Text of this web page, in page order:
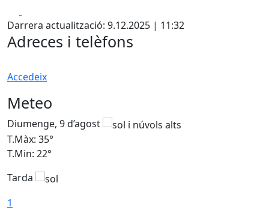
Darrera actualització: 9.12.2025 | 11:32
Adreces i telèfons
Accedeix
Meteo
Diumenge, 9 d’agost
T.Màx: 35°
T.Min: 22°
Tarda
1